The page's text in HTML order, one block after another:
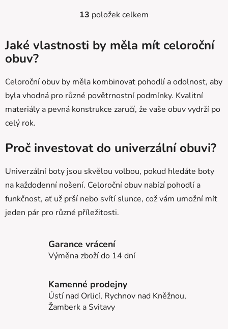
O
l
á
a
c
í
p
k
y
ý
p
i
s
13 položek celkem
Jaké vlastnosti by měla mít celoroční
obuv?
Celoroční obuv by měla kombinovat pohodlí a odolnost, aby
byla vhodná pro různé povětrnostní podmínky. Kvalitní
materiály a pevná konstrukce zaručí, že vaše obuv vydrží po
celý rok.
Proč investovat do univerzální obuvi?
Univerzální boty jsou skvělou volbou, pokud hledáte boty
na každodenní nošení. Celoroční obuv nabízí pohodlí a
funkčnost, ať už prší nebo svítí slunce, což vám umožní mít
jeden pár pro různé příležitosti.
Garance vrácení
Výměna zboží do 14 dní
Kamenné prodejny
Ústí nad Orlicí, Rychnov nad Kněžnou,
Žamberk a Svitavy